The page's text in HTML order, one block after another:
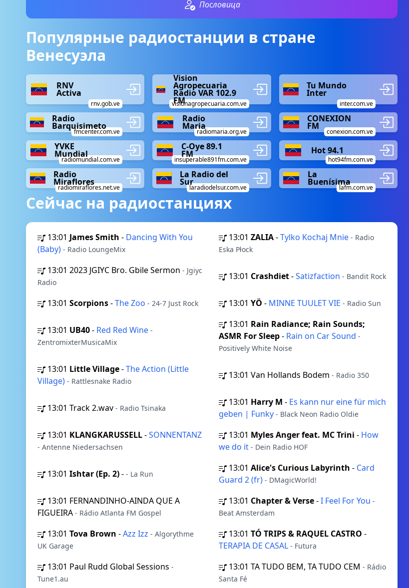
Пословица
Популярные радиостанции в стране
Венесуэла
RNV
Activa
rnv.gob.ve
Vision
Agropecuaria
Radio VAR 102.9
FM
visionagropecuaria.com.ve
Tu Mundo
Inter
inter.com.ve
Radio
Barquisimeto
fmcenter.com.ve
Radio
Maria
radiomaria.org.ve
CONEXION
FM
conexion.com.ve
YVKE
Mundial
radiomundial.com.ve
C-Oye 89.1
FM
insuperable891fm.com.ve
Hot 94.1
hot94fm.com.ve
Radio
Miraflores
radiomiraflores.net.ve
La Radio del
Sur
laradiodelsur.com.ve
La
Buenísima
lafm.com.ve
Сейчас на радиостанциях
13:01 James Smith - Dancing With You
(Baby) - Radio LoungeMix
13:01 ZALIA-Tylko Kochaj Mnie - Radio
Eska Płock
13:01 2023 JGIYC Bro. Gbile Sermon - Jgiyc
Radio
13:01 Crashdiet-Satizfaction - Bandit Rock
13:01 Scorpions-The Zoo - 24-7 Just Rock 13:01 YÖ - MINNE TUULET VIE - Radio Sun
13:01 UB40- Red Red Wine -
ZentromixterMusicaMix
13:01 Rain Radiance; Rain Sounds;
ASMR For Sleep- Rain on Car Sound -
Positively White Noise
13:01 Little Village-The Action (Little
Village) - Rattlesnake Radio
13:01 Van Hollands Bodem - Radio 350
13:01 Track 2.wav - Radio Tsinaka
13:01 Harry M - Es kann nur eine für mich
geben | Funky - Black Neon Radio Oldie
13:01 KLANGKARUSSELL-SONNENTANZ
- Antenne Niedersachsen
13:01 Myles Anger feat. MC Trini - How
we do it - Dein Radio HOF
13:01 Ishtar (Ep. 2)- - La Run
13:01 Alice's Curious Labyrinth - Card
Guard 2 (fr) - DMagicWorld!
13:01 FERNANDINHO-AINDA QUE A
FIGUEIRA - Rádio Atlanta FM Gospel
13:01 Chapter & Verse-I Feel For You -
Beat Amsterdam
13:01 Tova Brown -Azz Izz - Algorythme
UK Garage
13:01 TÓ TRIPS & RAQUEL CASTRO -
TERAPIA DE CASAL - Futura
13:01 Paul Rudd Global Sessions -
Tune1.au
13:01 TA TUDO BEM, TA TUDO CEM - Rádio
Santa Fé